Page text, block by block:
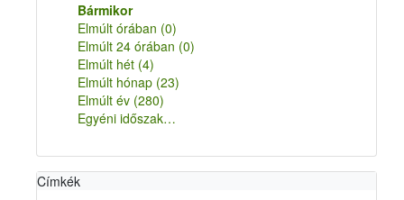
Bármikor
Elmúlt órában (0)
Elmúlt 24 órában (0)
Elmúlt hét (4)
Elmúlt hónap (23)
Elmúlt év (280)
Egyéni időszak…
Címkék